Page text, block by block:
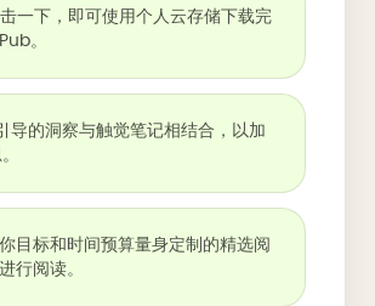
一下，即可使用个人云存储下载完
。
导的洞察与触觉笔记相结合，以加
目标和时间预算量身定制的精选阅
行阅读。